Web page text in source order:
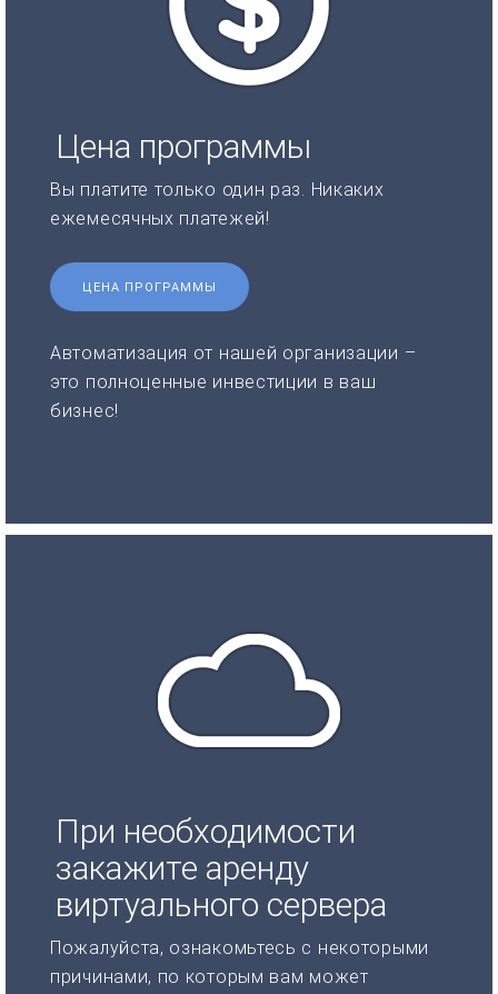
Цена программы
Вы платите только один раз. Никаких
ежемесячных платежей!
ЦЕНА ПРОГРАММЫ
Автоматизация от нашей организации –
это полноценные инвестиции в ваш
бизнес!
При необходимости
закажите аренду
виртуального сервера
Пожалуйста, ознакомьтесь с некоторыми
причинами, по которым вам может